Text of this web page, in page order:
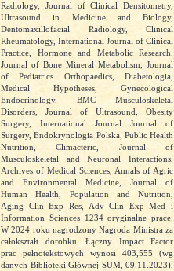
Radiology, Journal of Clinical Densitometry,
Ultrasound in Medicine and Biology,
Dentomaxillofacial Radiology, Clinical
Rheumatology, International Journal of Clinical
Practice, Hormone and Metabolic Research,
Journal of Bone Mineral Metabolism, Journal
of Pediatrics Orthopaedics, Diabetologia,
Medical Hypotheses, Gynecological
Endocrinology, BMC Musculoskeletal
Disorders, Journal of Ultrasound, Obesity
Surgery, International Journal Journal of
Surgery, Endokrynologia Polska, Public Health
Nutrition, Climacteric, Journal of
Musculoskeletal and Neuronal Interactions,
Archives of Medical Sciences, Annals of Agric
and Environmental Medicine, Journal of
Human Health, Population and Nutrition,
Aging Clin Exp Res, Adv Clin Exp Med i
Information Sciences 1234 oryginalne prace.
W 2024 roku nagrodzony Nagroda Ministra za
całokształt dorobku. Łączny Impact Factor
prac pełnotekstowych wynosi 403,555 (wg
danych Biblioteki Głównej SUM, 09.11.2023),